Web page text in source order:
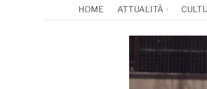
HOME ATTUALITÀ